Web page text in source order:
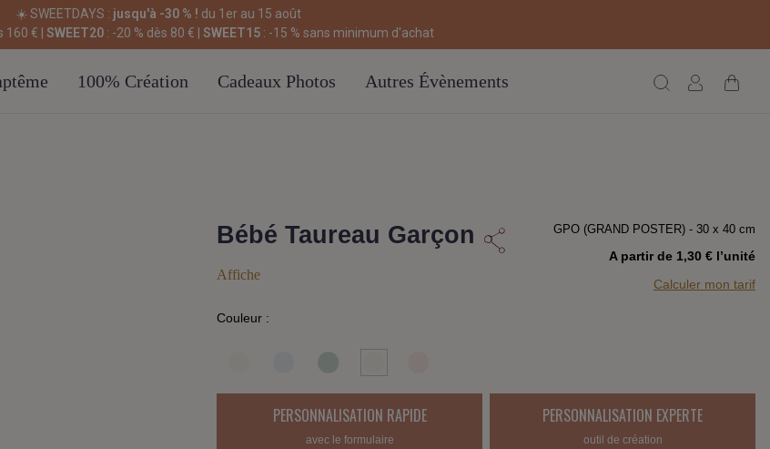
☀️ SWEETDAYS : jusqu'à -30 % ! du 1er au 15 août
160 € | SWEET20 : -20 % dès 80 € | SWEET15 : -15 % sans minimum d'achat
100% Création Cadeaux Photos Autres Évènements
Bébé Taureau Garçon
Affiche
GPO (GRAND POSTER) - 30 x 40 cm
A partir de 1,30 € l’unité
Calculer mon tarif
Couleur :
PERSONNALISATION RAPIDE
avec le formulaire
PERSONNALISATION EXPERTE
outil de création